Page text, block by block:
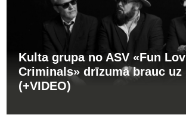
Kulta grupa no ASV «Fun
Criminals» drīzumā brauc uz
(+VIDEO)